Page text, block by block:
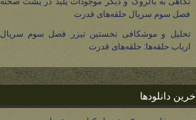
فصل سوم سریال حلقه‌های قدرت
تحلیل و موشکافی نخستین تیزر فصل سوم سریال
ارباب حلقه‌ها: حلقه‌های قدرت
آخرین دانلودها